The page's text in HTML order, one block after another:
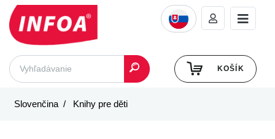
KOŠÍK
Slovenčina Knihy pre děti